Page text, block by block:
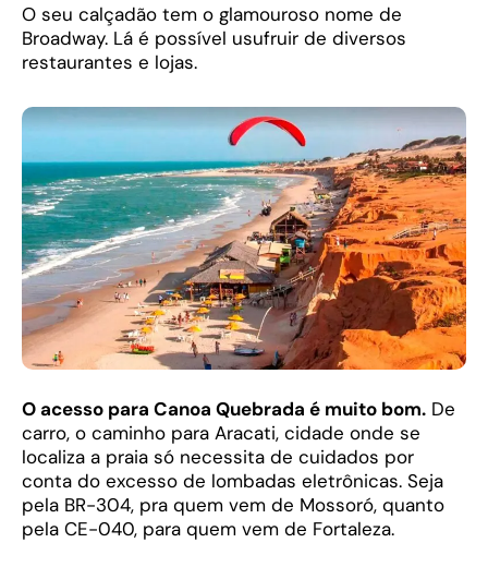
O seu calçadão tem o glamouroso nome de
Broadway. Lá é possível usufruir de diversos
restaurantes e lojas.
O acesso para Canoa Quebrada é muito bom. De
carro, o caminho para Aracati, cidade onde se
localiza a praia só necessita de cuidados por
conta do excesso de lombadas eletrônicas. Seja
pela BR-304, pra quem vem de Mossoró, quanto
pela CE-040, para quem vem de Fortaleza.